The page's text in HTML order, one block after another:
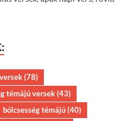
(78)
témájú versek(43)
bölcsesség témájú(40)